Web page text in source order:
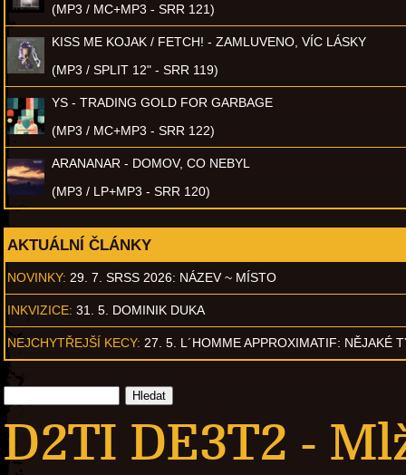
(MP3 / MC+MP3 - SRR 121)
KISS ME KOJAK / FETCH! - ZAMLUVENO, VÍC LÁSKY
(MP3 / SPLIT 12" - SRR 119)
YS - TRADING GOLD FOR GARBAGE
(MP3 / MC+MP3 - SRR 122)
ARANANAR - DOMOV, CO NEBYL
(MP3 / LP+MP3 - SRR 120)
AKTUÁLNÍ ČLÁNKY
NOVINKY: 29. 7. SRSS 2026: NÁZEV ~ MÍSTO
INKVIZICE: 31. 5. DOMINIK DUKA
NEJCHYTŘEJŠÍ KECY: 27. 5. L´HOMME APPROXIMATIF: NĚJAKÉ
D2TI DE3T2 -